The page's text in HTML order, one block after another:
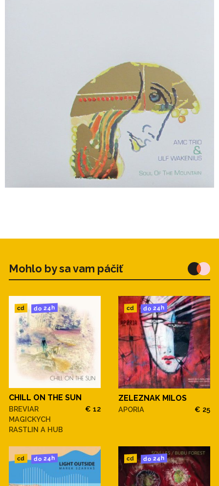
Mohlo by sa vam páčiť
cd do 24h
CHILL ON THE SUN
BREVIAR
MAGICKYCH
RASTLIN A HUB
€ 12
cd do 24h
ZELEZNAK MILOS
APORIA € 25
cd do 24h cd do 24h